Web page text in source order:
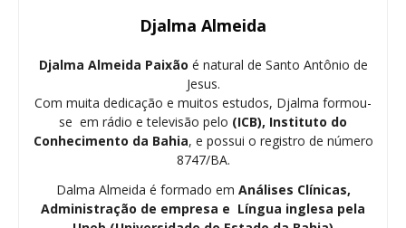
Djalma Almeida
Djalma Almeida Paixão é natural de Santo Antônio de
Jesus.
Com muita dedicação e muitos estudos, Djalma formou-
se em rádio e televisão pelo (ICB), Instituto do
Conhecimento da Bahia, e possui o registro de número
8747/BA.
Dalma Almeida é formado em Análises Clínicas,
Administração de empresa e Língua inglesa pela